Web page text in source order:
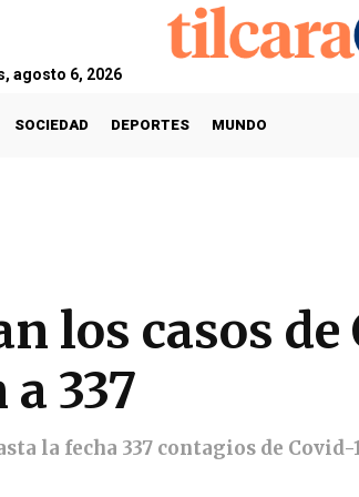
agosto 6, 2026
SOCIEDAD DEPORTES MUNDO
los casos
337
la fecha 337 contagios de Covid-